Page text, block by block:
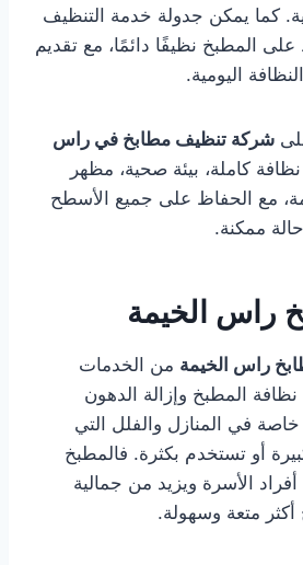
كما يمكن جدولة خدمة التنظيف
المطبخ نظيفًا دائمًا، مع تقديم
اليومية.
شركة تنظيف مطابخ في راس
كاملة، بيئة صحية، مظهر
مع الحفاظ على جميع الأسطح
ممكنة.
راس الخيمة
راس الخيمة من الخدمات
المطبخ وإزالة الدهون
خاصة في المنازل والفلل التي
أو تستخدم بكثرة. فالمطبخ
الأسرة ويزيد من جمالية
أكثر متعة وسهولة.